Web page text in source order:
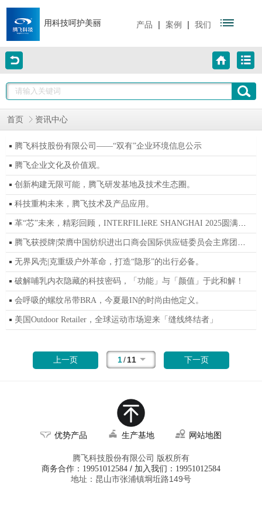
用科技呵护美丽 产品 | 案例 | 我们
首页 资讯中心
腾飞科技股份有限公司——“双有”企业环境信息公示
腾飞企业文化及价值观。
创新构建无限可能，腾飞研发基地及技术生态圈。
科技重构未来，腾飞技术及产品应用。
革“芯”未来，精彩回顾，INTERFILIèRE SHANGHAI 2025圆满落幕。
腾飞获授牌|荣膺中国纺织进出口商会国际供应链委员会主席团成员单位!
无界风壳|克重级户外革命，打造“隐形”的出行必备。
破解哺乳内衣隐藏的科技密码，「功能」与「颜值」于此和解！
会呼吸的螺纹吊带BRA，今夏最IN的时尚由他定义。
美国Outdoor Retailer，全球运动市场迎来「缝线终结者」
上一页 1/11 下一页
优势产品 生产基地 网站地图
腾飞科技股份有限公司 版权所有
商务合作： 19951012584 / 加入我们： 19951012584
地址：昆山市张浦镇垌坵路149号